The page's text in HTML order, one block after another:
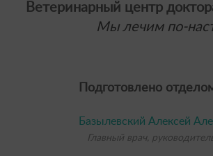
Ветеринарный центр
Мы лечим по-
Подготовлено
Базылевский Алексей
Главный врач,